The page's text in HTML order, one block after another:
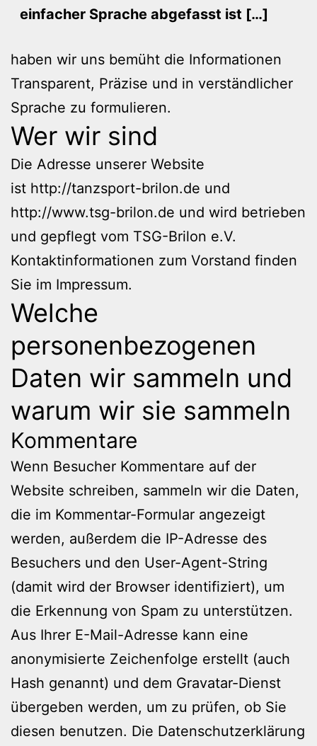
einfacher Sprache abgefasst ist […]
haben wir uns bemüht die Informationen
Transparent, Präzise und in verständlicher
Sprache zu formulieren.
Wer wir sind
Die Adresse unserer Website
ist http://tanzsport-brilon.de und
http://www.tsg-brilon.de und wird betrieben
und gepflegt vom TSG-Brilon e.V.
Kontaktinformationen zum Vorstand finden
Sie im Impressum.
Welche
personenbezogenen
Daten wir sammeln und
warum wir sie sammeln
Kommentare
Wenn Besucher Kommentare auf der
Website schreiben, sammeln wir die Daten,
die im Kommentar-Formular angezeigt
werden, außerdem die IP-Adresse des
Besuchers und den User-Agent-String
(damit wird der Browser identifiziert), um
die Erkennung von Spam zu unterstützen.
Aus Ihrer E-Mail-Adresse kann eine
anonymisierte Zeichenfolge erstellt (auch
Hash genannt) und dem Gravatar-Dienst
übergeben werden, um zu prüfen, ob Sie
diesen benutzen. Die Datenschutzerklärung